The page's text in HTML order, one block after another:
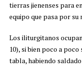
tierras jienenses para
equipo que pasa por
Los iliturgitanos
10), si bien poco a
tabla, habiendo